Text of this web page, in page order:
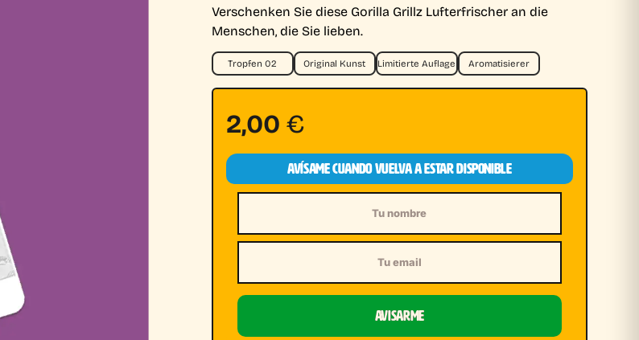
Verschenken Sie diese Gorilla Grillz Lufterfrischer an die
Menschen, die Sie lieben.
Tropfen 02 Original Kunst Limitierte Auflage Aromatisierer
2,00€
AVÍSAME CUANDO VUELVA A ESTAR DISPONIBLE
AVISARME